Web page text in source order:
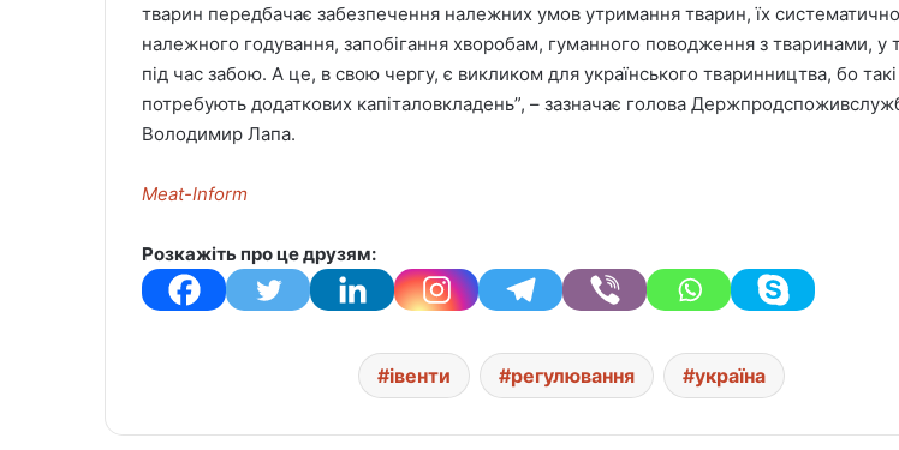
тварин передбачає забезпечення належних умов утримання тварин, їх
належного годування, запобігання хворобам, гуманного поводження з тваринами, у
під час забою. А це, в свою чергу, є викликом для українського тваринництва, бо
потребують додаткових капіталовкладень”, – зазначає голова
Володимир Лапа.
Meat-Inform
Розкажіть про це друзям:
івенти регулювання україна